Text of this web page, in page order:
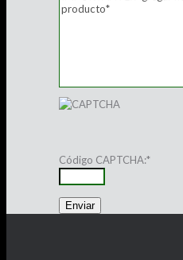
Código CAPTCHA:*